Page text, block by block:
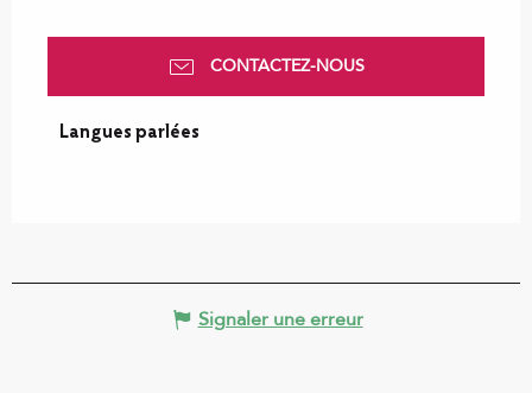
CONTACTEZ-NOUS
Langues parlées
Langues parlées
Signaler une erreur